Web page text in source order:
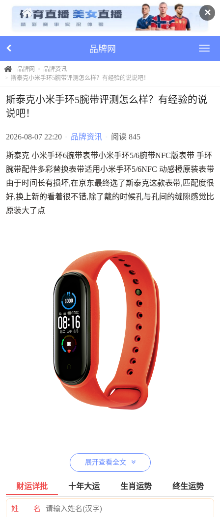
✕
品牌网
品牌网
品牌资讯
斯泰克小米手环5腕带评测怎么样？有经验的说说吧！
斯泰克小米手环5腕带评测怎么样？有经验的说
说吧！
2026-08-07 22:20 品牌资讯 阅读 845
斯泰克 小米手环6腕带表带小米手环5/6腕带NFC版表带 手环
腕带配件多彩替换表带适用小米手环5/6NFC 动感橙原装表带
由于时间长有损坏,在京东最终选了斯泰克这款表带,匹配度很
好,换上新的看着很不错,除了戴的时候孔与孔间的缝隙感觉比
原装大了点
斯泰克 小米手环6腕带表带小米手环5/6腕带NFC版表带 手环
腕带配件多彩替换表带适用小米手环5/6NFC 动感橙活动到手
价格9.9元【查看最近优惠活动】
展开查看全文
财运详批 十年大运 生肖运势 终生运势
姓 名